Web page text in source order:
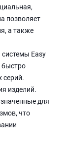
позволяет
а также
Easy
быстро
серий.
изделий.
для
что